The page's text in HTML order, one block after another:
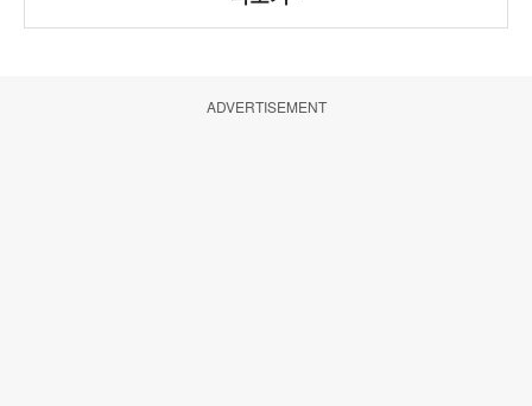
ADVERTISEMENT